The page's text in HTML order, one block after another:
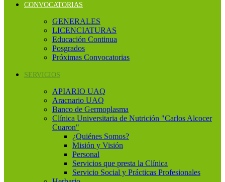
CONVOCATORIAS
GENERALES
LICENCIATURAS
Educación Continua
Posgrados
Próximas Convocatorias
SERVICIOS
APIARIO UAQ
Aracnario UAQ
Banco de Germoplasma
Clínica Universitaria de Nutrición "Carlos Alcocer
Cuaron"
¿Quiénes Somos?
Misión y Visión
Personal
Servicios que presta la Clínica
Servicio Social y Prácticas Profesionales